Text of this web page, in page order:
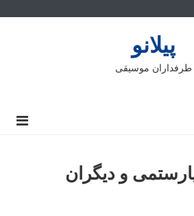
پیلانو
طرفداران موسیقی
و دیگران